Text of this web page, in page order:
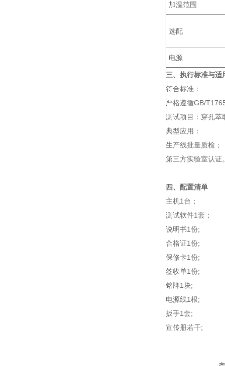
加温范围
选配
电源
三、执行标准与适
符合标准：
严格遵循GB/
测试项目：穿孔萃
‌典型应用‌：
生产线批量质检；
第三方实验室认证
四、配置清单
主机1台；
测试软件1套；
说明书1份;
合格证1份;
保修卡1份;
签收单1份;
铭牌1块;
电源线1根;
扳手1套;
宣传册若干;